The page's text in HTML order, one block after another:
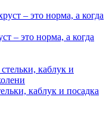
– это норма, а когда
каблук и посадка